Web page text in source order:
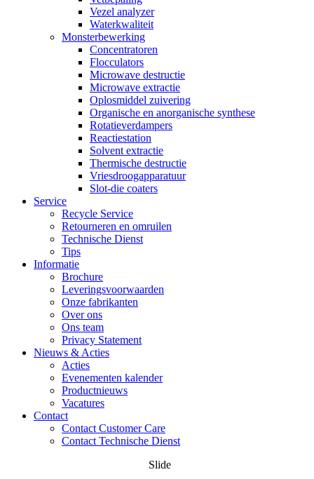
Vezel analyzer
Waterkwaliteit
Monsterbewerking
Concentratoren
Flocculators
Microwave destructie
Microwave extractie
Oplosmiddel zuivering
Organische en anorganische synthese
Rotatieverdampers
Reactiestation
Solvent extractie
Thermische destructie
Vriesdroogapparatuur
Slot-die coaters
Service
Recycle Service
Retourneren en omruilen
Technische Dienst
Tips
Informatie
Brochure
Leveringsvoorwaarden
Onze fabrikanten
Over ons
Ons team
Privacy Statement
Nieuws & Acties
Acties
Evenementen kalender
Productnieuws
Vacatures
Contact
Contact Customer Care
Contact Technische Dienst
Slide